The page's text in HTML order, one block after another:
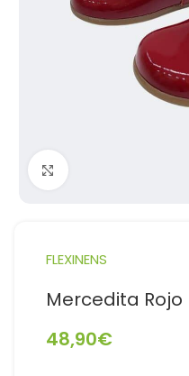
Haga Click para
FLEXINENS
Mercedita Rojo
48,90€